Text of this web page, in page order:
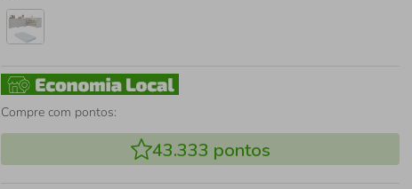
Compre com pontos:
43.333 pontos